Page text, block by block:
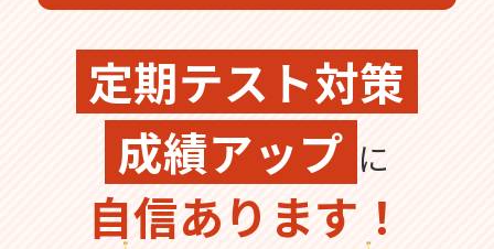
定期テスト対策
成績アップ に
自信あります！